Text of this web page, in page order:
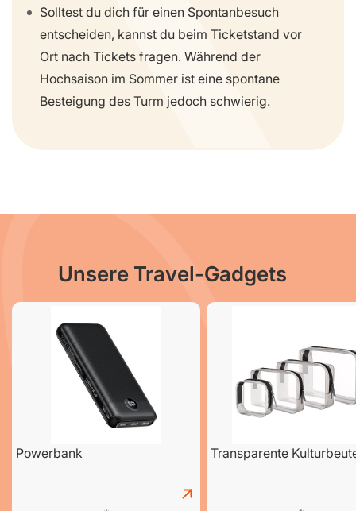
Solltest du dich für einen Spontanbesuch
entscheiden, kannst du beim Ticketstand vor
Ort nach Tickets fragen. Während der
Hochsaison im Sommer ist eine spontane
Besteigung des Turm jedoch schwierig.
Unsere Travel-Gadgets
Powerbank Transparente